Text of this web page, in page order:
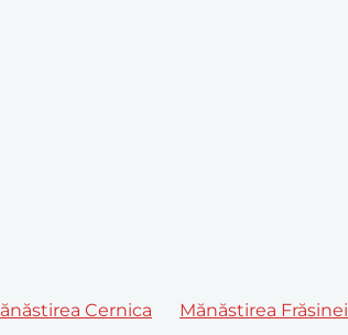
Cernica Mănăstirea Frăsinei